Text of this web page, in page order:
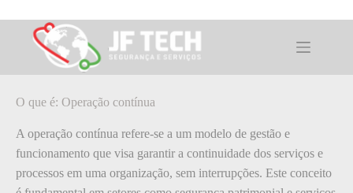
para
conteúdoO que é: Operação contínua
O que é: Operação contínua
A operação contínua refere-se a um modelo de gestão e
funcionamento que visa garantir a continuidade dos serviços e
processos em uma organização, sem interrupções. Este conceito